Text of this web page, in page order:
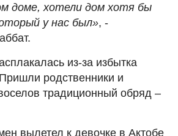
доме, хотели дом хотя бы
у нас был», -
из-за избытка
родственники и
традиционный обряд –
вылетел к девочке в Актобе